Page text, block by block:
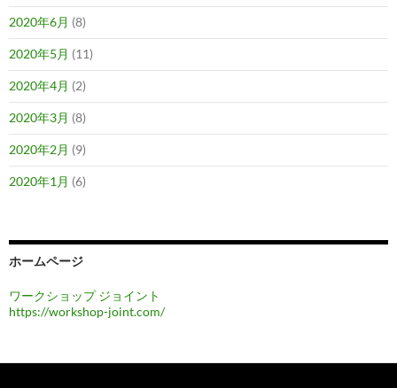
2020年6月 (8)
2020年5月 (11)
2020年4月 (2)
2020年3月 (8)
2020年2月 (9)
2020年1月 (6)
ホームページ
ワークショップ ジョイント
https://workshop-joint.com/